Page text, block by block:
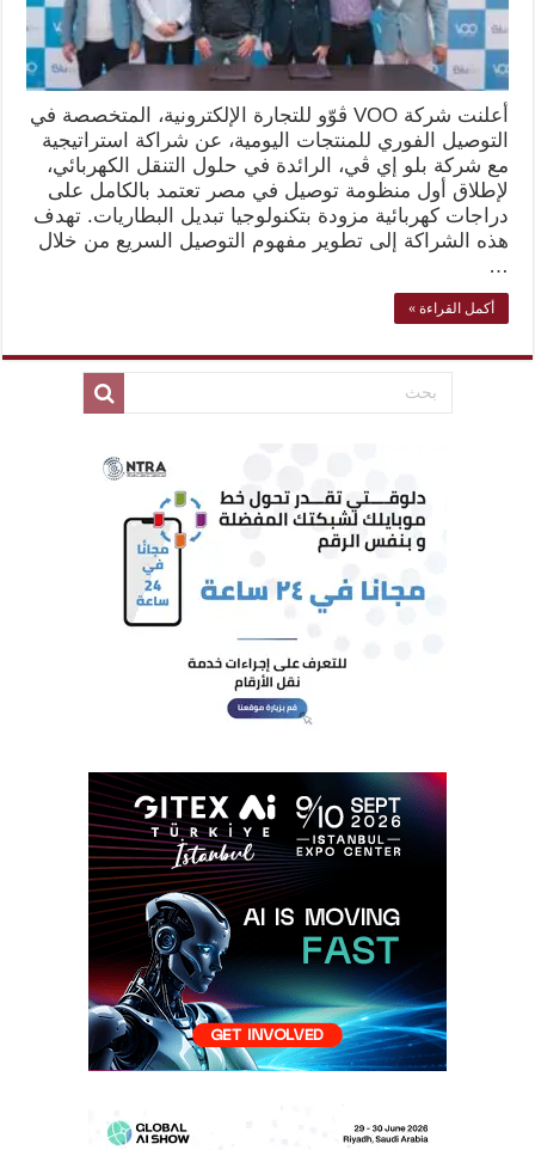
أعلنت شركة VOO ڤوّو للتجارة الإلكترونية، المتخصصة في
التوصيل الفوري للمنتجات اليومية، عن شراكة استراتيجية
مع شركة بلو إي ڤي، الرائدة في حلول التنقل الكهربائي،
لإطلاق أول منظومة توصيل في مصر تعتمد بالكامل على
دراجات كهربائية مزودة بتكنولوجيا تبديل البطاريات. تهدف
هذه الشراكة إلى تطوير مفهوم التوصيل السريع من خلال
…
أكمل القراءة »